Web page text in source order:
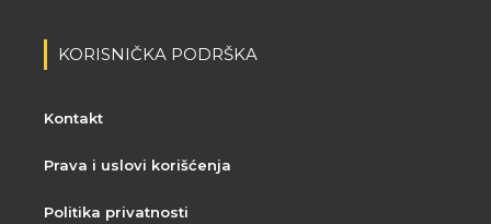
KORISNIČKA PODRŠKA
Kontakt
Prava i uslovi korišćenja
Politika privatnosti